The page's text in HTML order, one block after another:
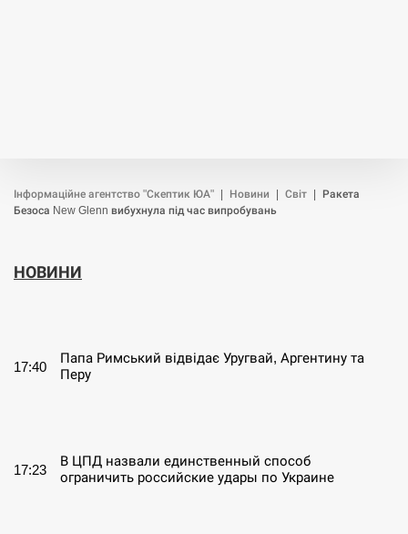
Інформаційне агентство "Скептик ЮА" Новини Світ
Ракета
Безоса New Glenn вибухнула під час випробувань
НОВИНИ
17:40
Папа Римський відвідає Уругвай, Аргентину та
Перу
17:23
В ЦПД назвали единственный способ
ограничить российские удары по Украине